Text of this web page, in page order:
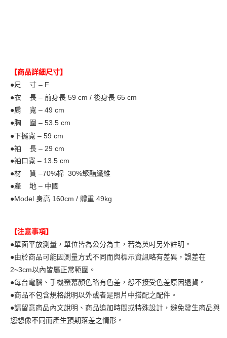
【商品詳細尺寸】
●尺 寸 – F
●衣 長 – 前身長 59 cm / 後身長 65 cm
●肩 寬 – 49 cm
●胸 圍 – 53.5 cm
●下擺寬 – 59 cm
●袖 長 – 29 cm
●袖口寬 – 13.5 cm
●材 質 –70%棉 30%聚酯纖維
●產 地 – 中國
●Model 身高 160cm / 體重 49kg
【注意事項】
●單面平放測量，單位皆為公分為主，若為英吋另外註明。
●由於商品可能因測量方式不同而與標示資訊略有差異，誤差在
2~3cm以內皆屬正常範圍。
●每台電腦、手機螢幕顏色略有色差，恕不接受色差原因退貨。
●商品不包含規格說明以外或者是照片中搭配之配件。
●請留意商品內文說明、商品追加時間或特殊設計，避免發生商品與
您想像不同而產生預期落差之情形。